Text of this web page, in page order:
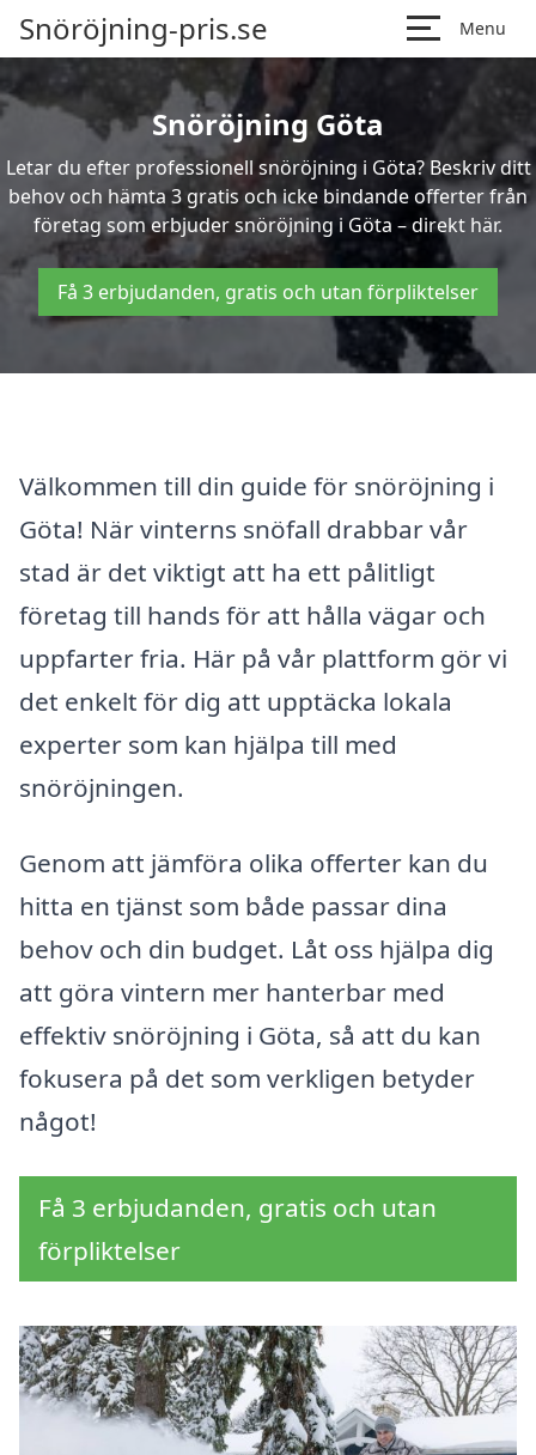
Snöröjning-pris.se Menu
Snöröjning Göta
Letar du efter professionell snöröjning i Göta? Beskriv ditt
behov och hämta 3 gratis och icke bindande offerter från
företag som erbjuder snöröjning i Göta – direkt här.
Få 3 erbjudanden, gratis och utan förpliktelser
Välkommen till din guide för snöröjning i
Göta! När vinterns snöfall drabbar vår
stad är det viktigt att ha ett pålitligt
företag till hands för att hålla vägar och
uppfarter fria. Här på vår plattform gör vi
det enkelt för dig att upptäcka lokala
experter som kan hjälpa till med
snöröjningen.
Genom att jämföra olika offerter kan du
hitta en tjänst som både passar dina
behov och din budget. Låt oss hjälpa dig
att göra vintern mer hanterbar med
effektiv snöröjning i Göta, så att du kan
fokusera på det som verkligen betyder
något!
Få 3 erbjudanden, gratis och utan
förpliktelser